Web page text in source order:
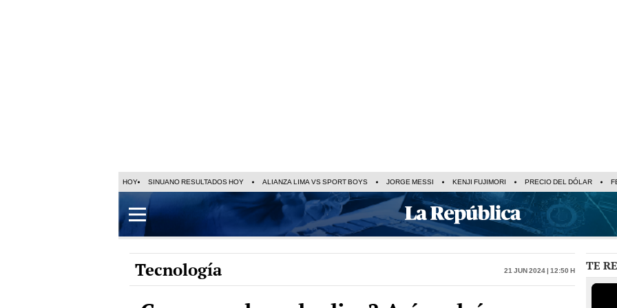
HOY SINUANO RESULTADOS HOY ALIANZA LIMA VS SPORT BOYS JORGE MESSI KENJI FUJIMORI PRECIO DEL DÓLAR
Tecnología 21 Jun 2024 | 12:50 h TE